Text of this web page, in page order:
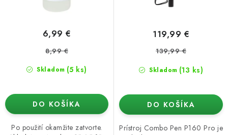
Skladom (5 ks)
6,99 €
8,99 €
DO KOŠÍKA
Po použití okamžite zatvorte.
Skladom (13 ks)
119,99 €
139,99 €
DO KOŠÍKA
Prístroj Combo Pen P160 Pro je